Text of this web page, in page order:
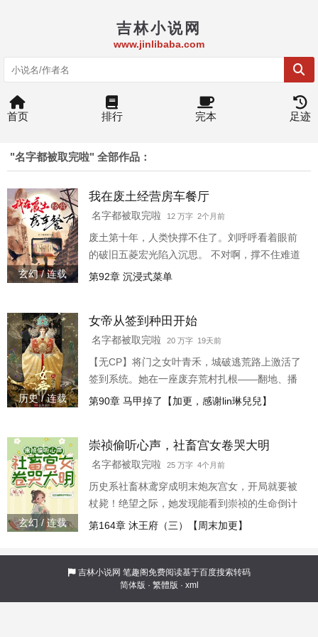
吉林小说网
www.jinlibaba.com
首页 排行 完本 足迹
"名字都被取完啦" 全部作品：
玄幻 / 连载
我在废土经营房车餐厅
名字都被取完啦 12 万字 2个月前
废土第十年，人类快撑不住了。刘呼呼看着眼前
的破旧五菱宏光陷入沉思。 不对啊，撑不住难道
不是因为没吃饱吗？！幸好，【移动堡垒进化系
【自动种植大棚】：蔬菜自由，馋哭基地长！
……Lv.MAX空中之城→解锁【文明火种库】：这
里是末世唯一的净土！ “其实我只是个开饭馆
的，”刘呼呼摊手， “是你们逼我拯救世界的。
第92章 沉浸式菜单
历史 / 连载
女帝从签到种田开始
名字都被取完啦 20 万字 19天前
【无CP】将门之女叶青禾，城破逃荒路上激活了
签到系统。她在一座废弃荒村扎根——翻地、播
种、堆肥，靠前世农科院本事和一身将门骨气活
仓成了最硬的底气。 “主公！这天下是您种出来
的，臣恭请主公早登大宝！”她擦擦手上的泥：
“可。”
第90章 马甲掉了【加更，感谢lin琳兒兒】
玄幻 / 连载
崇祯偷听心声，社畜宫女卷哭大明
名字都被取完啦 25 万字 4个月前
历史系社畜林鸢穿成明末炮灰宫女，开局就要被
杖毙！绝望之际，她发现能看到崇祯的生命倒计
时【仅剩16年】！ 而崇祯竟能听到她的心声！
室，把他凌迟都不解恨！ 】下一秒，崇祯：“温爱
卿，朕看你劳苦功高，不如告老还乡？”【哎哟，
李自成快要杀到京城了，得赶紧在西北推广土豆
红薯，不然流民大军谁顶得住？ 】转眼间，崇祯
第164章 沐王府（三）【周末加更】
吉林小说网 笔趣阁免费阅读基于百度搜索转码
简体版 · 繁體版 · xml